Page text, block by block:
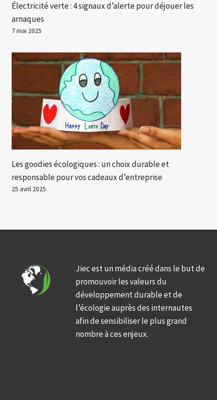
Électricité verte : 4 signaux d’alerte pour déjouer les
arnaques
7 mai 2025
Les goodies écologiques : un choix durable et
responsable pour vos cadeaux d’entreprise
25 avril 2025
Jiec est un média créé dans le but de
promouvoir les valeurs du
développement durable et de
l’écologie auprès des internautes
afin de sensibiliser le plus grand
nombre à ces enjeux.